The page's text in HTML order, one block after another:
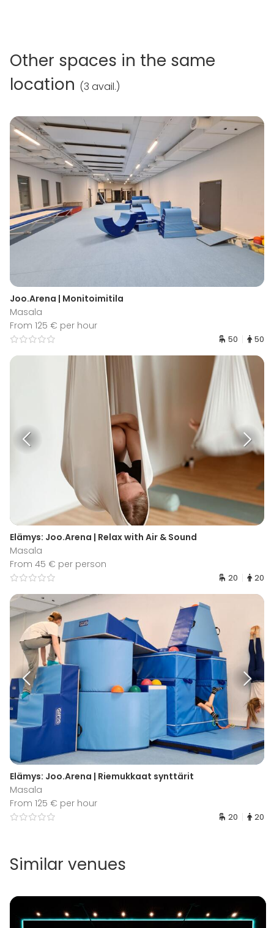
Other spaces in the same
location (3 avail.)
Joo.Arena | Monitoimitila
Masala
From 125 € per hour
50 50
Elämys: Joo.Arena | Relax with Air & Sound
Masala
From 45 € per person
20 20
Elämys: Joo.Arena | Riemukkaat synttärit
Masala
From 125 € per hour
20 20
Similar venues